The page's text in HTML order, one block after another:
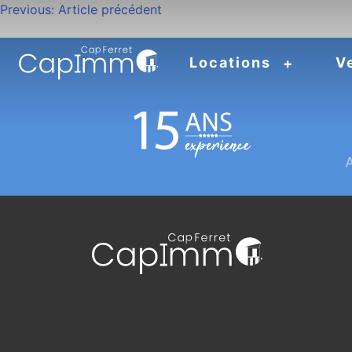
Locations
Navigation
de
l’article
Previous: Article précédent